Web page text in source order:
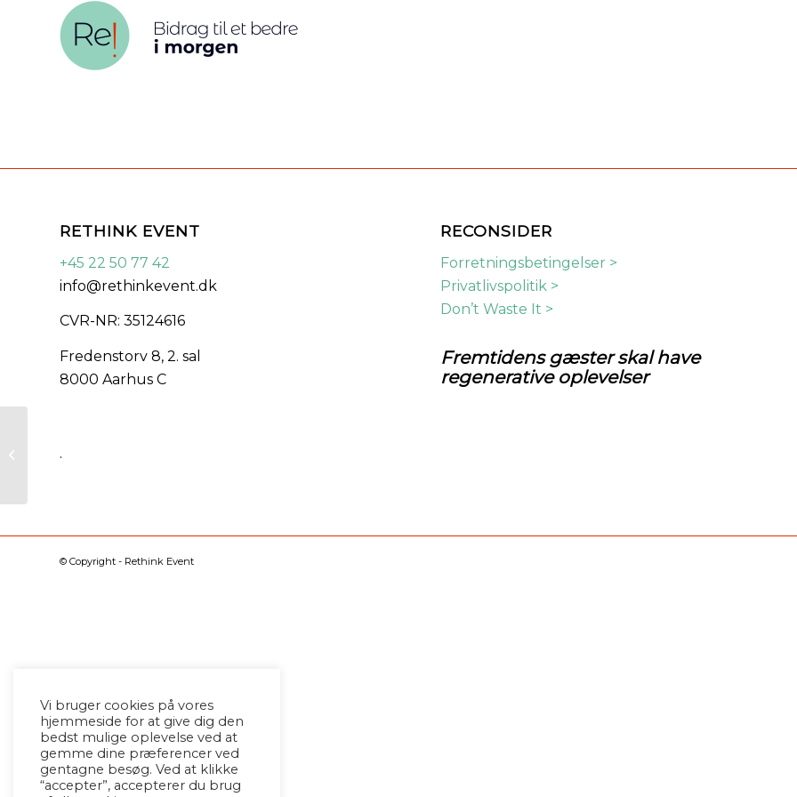
RETHINK EVENT
+45 22 50 77 42
info@rethinkevent.dk
CVR-NR: 35124616
Fredenstorv 8, 2. sal
8000 Aarhus C
.
RECONSIDER
Forretningsbetingelser >
Privatlivspolitik >
Don’t Waste It >
Fremtidensgæster skal have
regenerative oplevelser
© Copyright - Rethink Event
No Zebra
Vi bruger cookies på vores
hjemmeside for at give dig den
bedst mulige oplevelse ved at
gemme dine præferencer ved
gentagne besøg. Ved at klikke
“accepter”, accepterer du brug